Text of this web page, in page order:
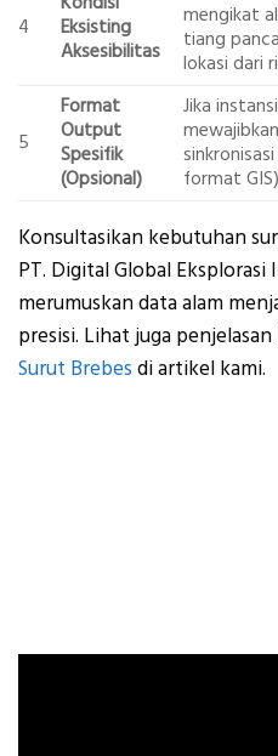
4
Eksisting
Aksesibilitas
mengikat
tiang
lokasi dari
5
Format
Output
Spesifik
(Opsional)
Jika
format
Konsultasikan kebutuhan
PT. Digital Global
merumuskan data alam
presisi. Lihat juga
Surut Brebes di artikel kami.